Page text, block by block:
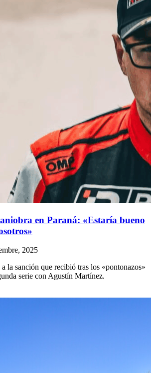
en Paraná: «Estaría bueno
2025
la sanción que recibió tras los «pontonazos»
serie con Agustín Martínez.